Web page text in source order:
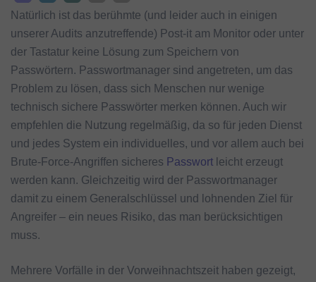
Natürlich ist das berühmte (und leider auch in einigen
unserer Audits anzutreffende) Post-it am Monitor oder unter
der Tastatur keine Lösung zum Speichern von
Passwörtern. Passwortmanager sind angetreten, um das
Problem zu lösen, dass sich Menschen nur wenige
technisch sichere Passwörter merken können. Auch wir
empfehlen die Nutzung regelmäßig, da so für jeden Dienst
und jedes System ein individuelles, und vor allem auch bei
Brute-Force-Angriffen sicheres Passwort leicht erzeugt
werden kann. Gleichzeitig wird der Passwortmanager
damit zu einem Generalschlüssel und lohnenden Ziel für
Angreifer – ein neues Risiko, das man berücksichtigen
muss.
Mehrere Vorfälle in der Vorweihnachtszeit haben gezeigt,